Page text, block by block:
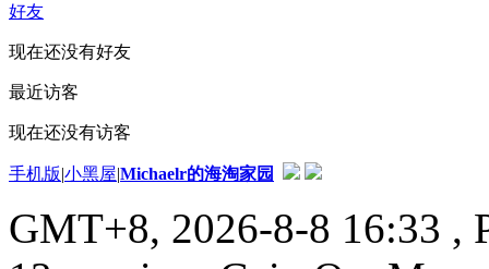
好友
现在还没有好友
最近访客
现在还没有访客
手机版|小黑屋|Michaelr的海淘家园
GMT+8, 2026-8-8 16:33 ,